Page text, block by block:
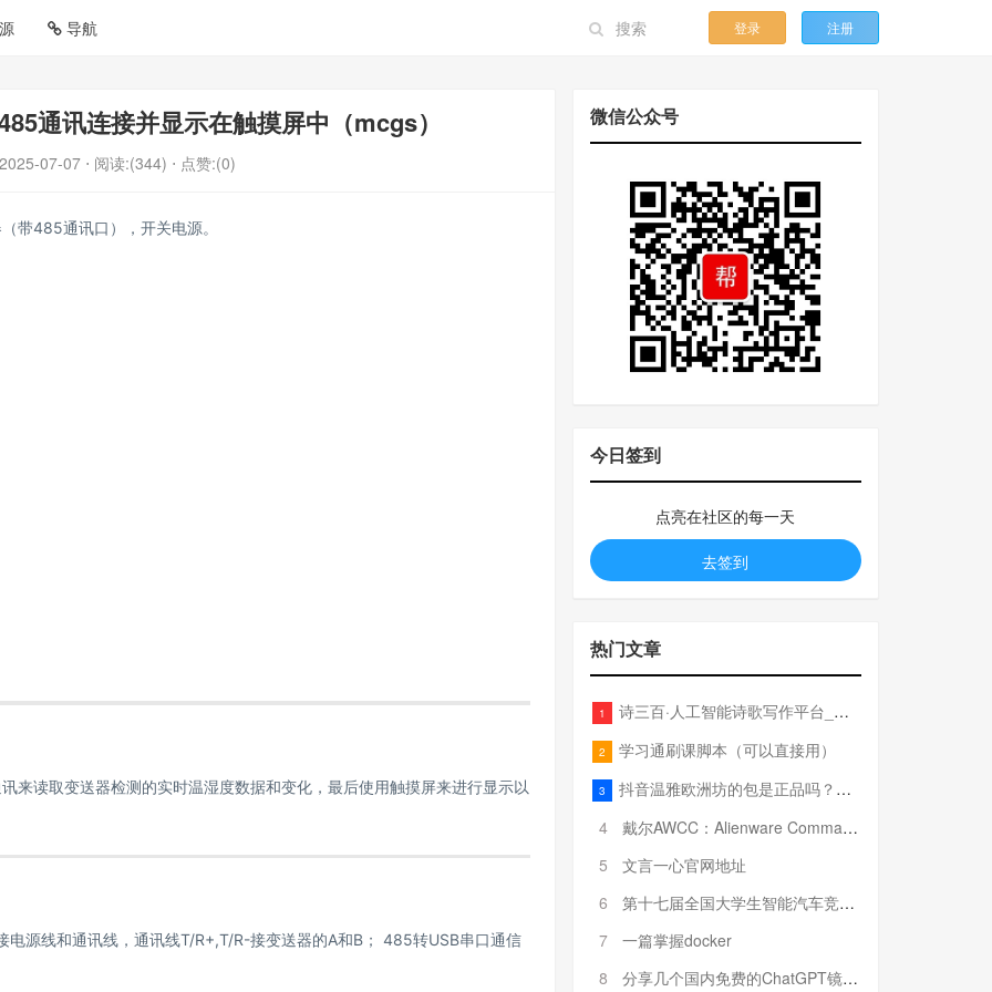
导航 登录 注册
通讯连接并显示在触摸屏中（mcgs）
07-07 ⋅ 阅读:(344) ⋅ 点赞:(0)
带485通讯口），开关电源。
取变送器检测的实时温湿度数据和变化，最后使用触摸屏来进行显示以
线和通讯线，通讯线T/R+,T/R-接变送器的A和B； 485转USB串口通信
微信公众号
今日签到
点亮在社区的每一天
去签到
热门文章
1 诗三百·人工智能诗歌写作平台_在线作诗机_藏头诗生成器_电脑对联_姓名作诗
2 学习通刷课脚本（可以直接用）
3
抖音温雅欧洲坊的包是正品吗？温雅卖的包为啥那么便宜？
4
戴尔AWCC：Alienware Command Center 故障排除方法，里面附有超全详解呦，快来快来，欢迎观看~
5
文言一心官网地址
6
第十七届全国大学生智能汽车竞赛全国总决赛参赛队伍奖项公告
7
一篇掌握docker
8
分享几个国内免费的ChatGPT镜像网址(亲测有效-4月25日更新)